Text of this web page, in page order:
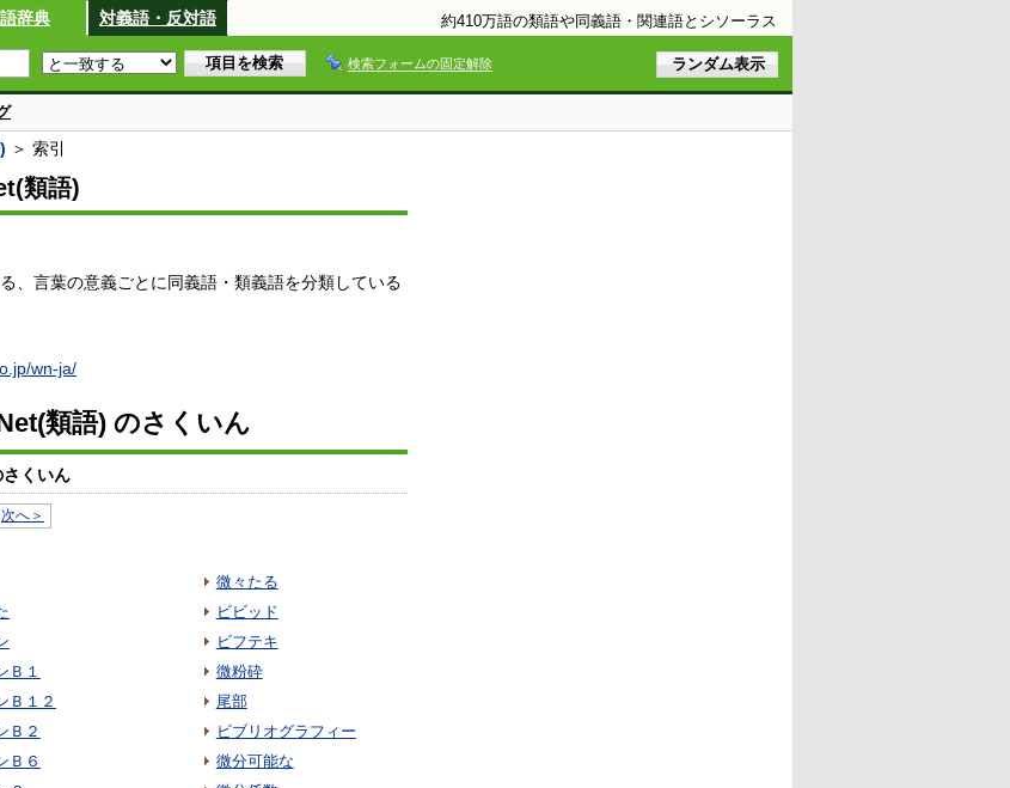
辞典 対義語・反対語 約410万語の類語や同義語・関連語とシソーラス
検索フォームの固定解除
＞ 索引
類語)
、言葉の意義ごとに同義語・類義語を分類している
wn-ja/
類語) のさくいん
さくいん
次へ＞
Ｂ１
Ｂ１２
Ｂ２
Ｂ６
微々たる
ビビッド
ビフテキ
微粉砕
尾部
ビブリオグラフィー
微分可能な